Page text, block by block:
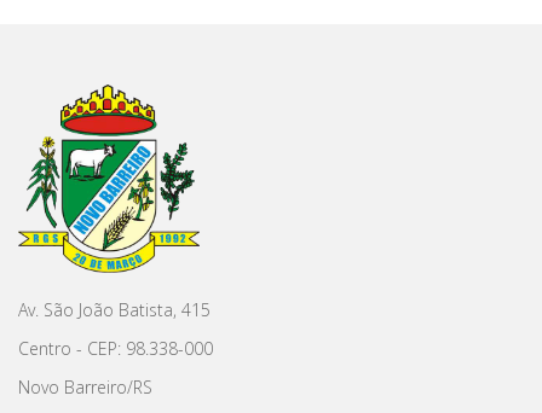
Av. São João Batista, 415
Centro - CEP: 98.338-000
Novo Barreiro/RS